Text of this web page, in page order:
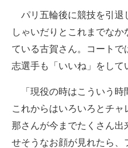
パリ五輪後に競技を引退
しゃいだりとこれまでな
ている古賀さん。コート
志選手も「いいね」をして
「現役の時はこういう時
これからはいろいろとチ
那さんが今までたくさん出
せそうなお顔が見れたら、